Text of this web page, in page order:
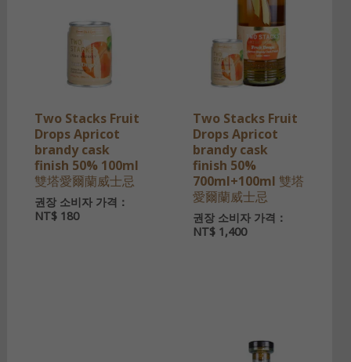
Two Stacks Fruit
Drops Apricot
brandy cask
finish 50% 100ml
雙塔愛爾蘭威士忌
권장 소비자 가격：
NT$180
Two Stacks Fruit
Drops Apricot
brandy cask
finish 50%
700ml+100ml 雙塔
愛爾蘭威士忌
권장 소비자 가격：
NT$1,400